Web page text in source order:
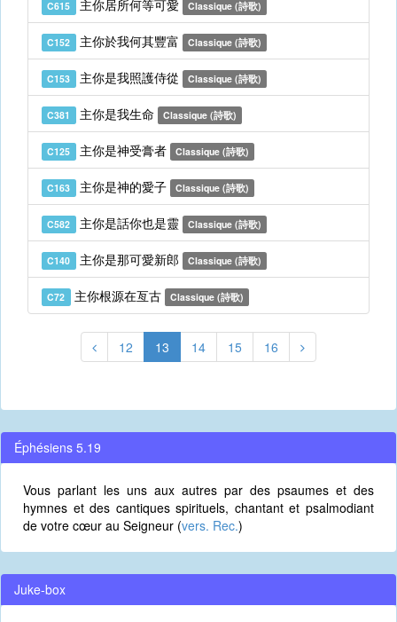
C615 主你居所何等可愛 Classique (詩歌)
C152 主你於我何其豐富 Classique (詩歌)
C153 主你是我照護侍從 Classique (詩歌)
C381 主你是我生命 Classique (詩歌)
C125 主你是神受膏者 Classique (詩歌)
C163 主你是神的愛子 Classique (詩歌)
C582 主你是話你也是靈 Classique (詩歌)
C140 主你是那可愛新郎 Classique (詩歌)
C72 主你根源在亙古 Classique (詩歌)
12 13 14 15 16
Éphésiens 5.19
Vous parlant les uns aux autres par des psaumes et des
hymnes et des cantiques spirituels, chantant et psalmodiant
de votre cœur au Seigneur (vers. Rec.)
Juke-box